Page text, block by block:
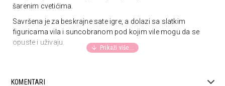
šarenim cvetićima.
Savršena je za beskrajne sate igre, a dolazi sa slatkim
figuricama vila i suncobranom pod kojim vile mogu da se
opuste i uživaju.
sklapa i može se uredno odložiti do sledeće igre.
KOMENTARI